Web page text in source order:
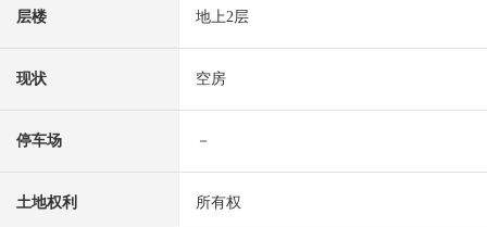
层楼 地上2层
现状 空房
停车场 －
土地权利 所有权